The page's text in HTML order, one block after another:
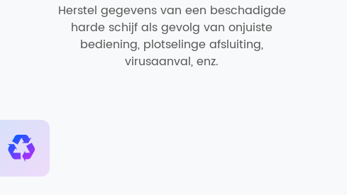
Herstel gegevens van een beschadigde
harde schijf als gevolg van onjuiste
bediening, plotselinge afsluiting,
virusaanval, enz.